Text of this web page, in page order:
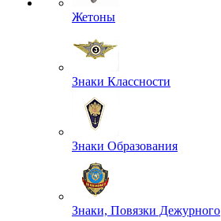
Жетоны
Знаки Классности
Знаки Образования
Знаки, Повязки Дежурного